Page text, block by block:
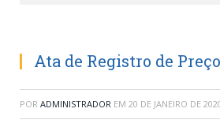
Ata de Registro de
POR ADMINISTRADOR EM 20 DE JANEIRO DE